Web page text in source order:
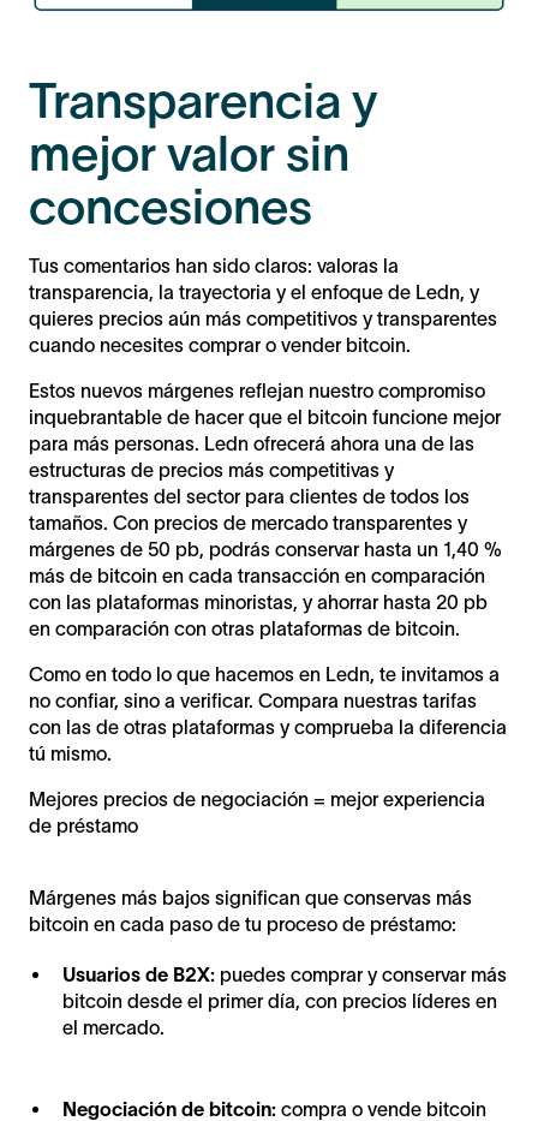
Transparencia y
mejor valor sin
concesiones
Tus comentarios han sido claros: valoras la
transparencia, la trayectoria y el enfoque de Ledn, y
quieres precios aún más competitivos y transparentes
cuando necesites comprar o vender bitcoin.
Estos nuevos márgenes reflejan nuestro compromiso
inquebrantable de hacer que el bitcoin funcione mejor
para más personas. Ledn ofrecerá ahora una de las
estructuras de precios más competitivas y
transparentes del sector para clientes de todos los
tamaños. Con precios de mercado transparentes y
márgenes de 50 pb, podrás conservar hasta un 1,40 %
más de bitcoin en cada transacción en comparación
con las plataformas minoristas, y ahorrar hasta 20 pb
en comparación con otras plataformas de bitcoin.
Como en todo lo que hacemos en Ledn, te invitamos a
no confiar, sino a verificar. Compara nuestras tarifas
con las de otras plataformas y comprueba la diferencia
tú mismo.
Mejores precios de negociación = mejor experiencia
de préstamo
Márgenes más bajos significan que conservas más
bitcoin en cada paso de tu proceso de préstamo:
Usuarios de B2X: puedes comprar y conservar más
bitcoin desde el primer día, con precios líderes en
el mercado.
Negociación de bitcoin: compra o vende bitcoin